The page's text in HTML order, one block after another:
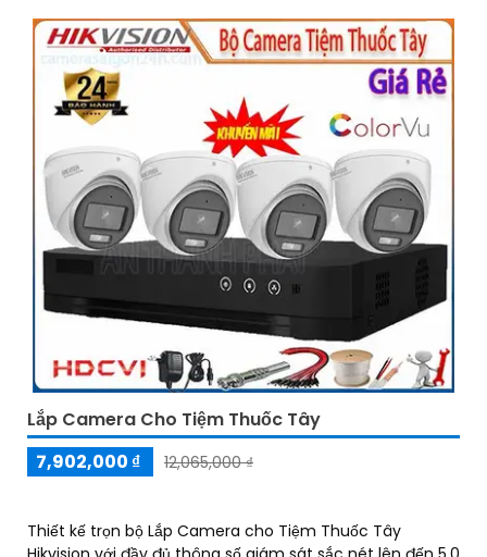
Lắp Camera Cho Tiệm Thuốc Tây
7,902,000 ₫
12,065,000 ₫
Thiết kế trọn bộ Lắp Camera cho Tiệm Thuốc Tây